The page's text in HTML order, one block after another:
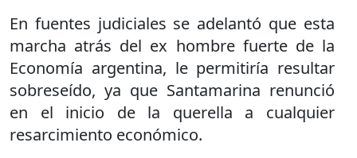
En fuentes judiciales se adelantó que esta
marcha atrás del ex hombre fuerte de la
Economía argentina, le permitiría resultar
sobreseído, ya que Santamarina renunció
en el inicio de la querella a cualquier
resarcimiento económico.